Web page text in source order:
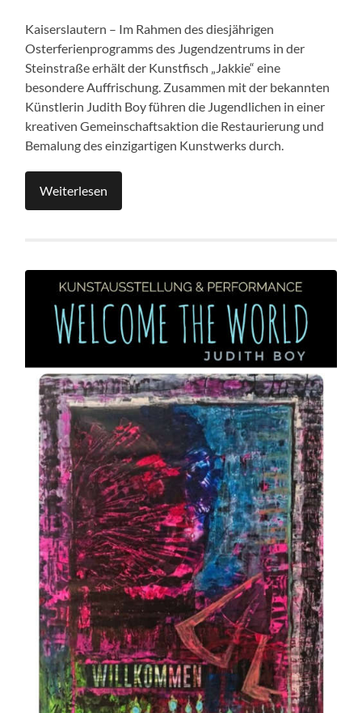
Kaiserslautern – Im Rahmen des diesjährigen
Osterferienprogramms des Jugendzentrums in der
Steinstraße erhält der Kunstfisch „Jakkie“ eine
besondere Auffrischung. Zusammen mit der bekannten
Künstlerin Judith Boy führen die Jugendlichen in einer
kreativen Gemeinschaftsaktion die Restaurierung und
Bemalung des einzigartigen Kunstwerks durch.
Weiterlesen